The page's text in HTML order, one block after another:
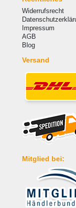
Widerrufsrecht
Impressum
AGB
Blog
Versand
Mitglied bei: